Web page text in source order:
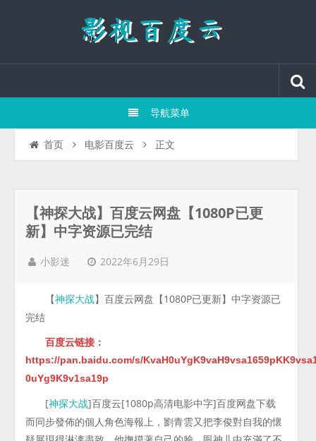
导航菜单
首页 电影百度云 正文
【神探大战】百度云网盘【1080P已更
新】中字资源已完结
小影迷 2022年6月29日
【神探大战】百度云网盘【1080P已更新】中字资源已
完结
百度云链接 ：
https://pan.baidu.com/s/
0uYg9K9v1sa19p
[神探大战]百度云[1080p高清电影中字]百度网盘下载
而同步發佈的個人角色海報上，劉青雲又把李俊對自我的懷